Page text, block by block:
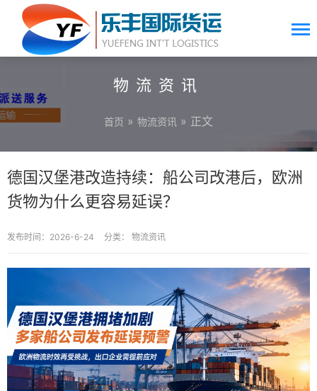
物流资讯
首页 » 物流资讯 » 正文
德国汉堡港改造持续：船公司改港后，欧洲
货物为什么更容易延误？
发布时间：2026-6-24 分类： 物流资讯